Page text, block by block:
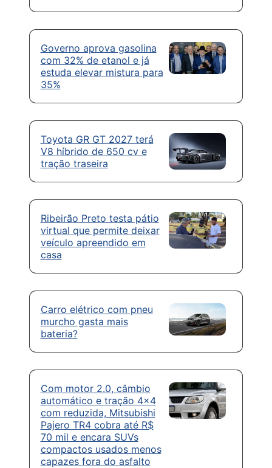
Governo aprova gasolina
com 32% de etanol e já
estuda elevar mistura para
35%
Toyota GR GT 2027 terá
V8 híbrido de 650 cv e
tração traseira
Ribeirão Preto testa pátio
virtual que permite deixar
veículo apreendido em
casa
Carro elétrico com pneu
murcho gasta mais
bateria?
Com motor 2.0, câmbio
automático e tração 4×4
com reduzida, Mitsubishi
Pajero TR4 cobra até R$
70 mil e encara SUVs
compactos usados menos
capazes fora do asfalto